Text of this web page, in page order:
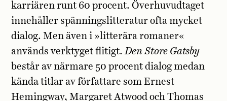
karriären runt 60 procent. Överhuvudtaget
innehåller spänningslitteratur ofta mycket
dialog. Men även i »litterära romaner«
används verktyget flitigt.Den Store Gatsby
består av närmare 50 procent dialog medan
kända titlar av författare som Ernest
Hemingway, Margaret Atwood och Thomas